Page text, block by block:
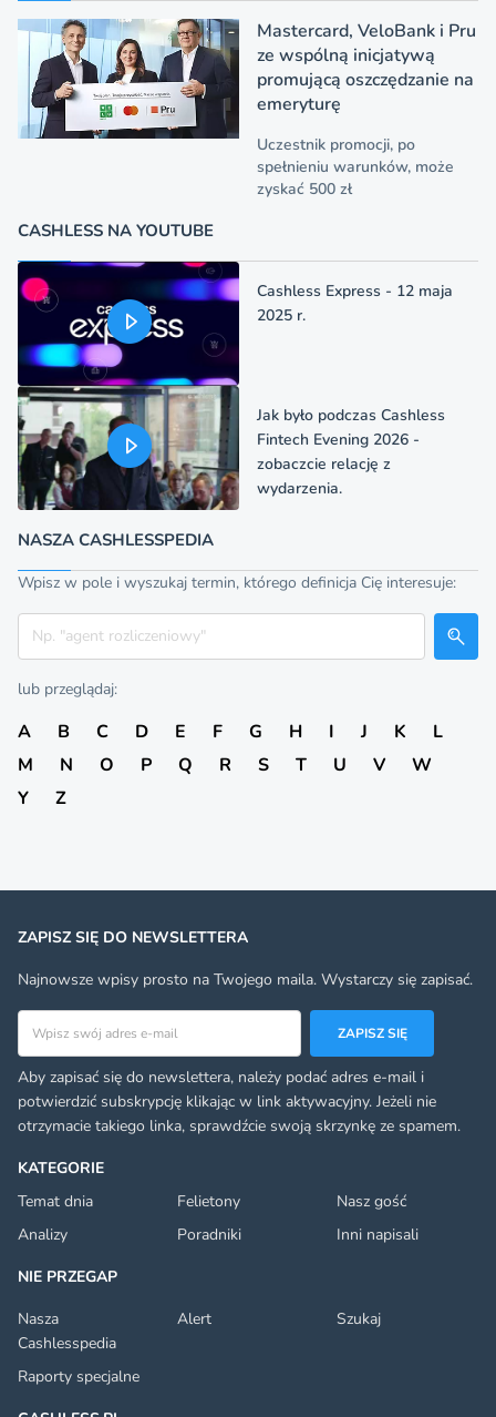
Mastercard, VeloBank i Pru
ze wspólną inicjatywą
promującą oszczędzanie na
emeryturę
Uczestnik promocji, po
spełnieniu warunków, może
zyskać 500 zł
CASHLESS NA YOUTUBE
Cashless Express - 12 maja
2025 r.
Jak było podczas Cashless
Fintech Evening 2026 -
zobaczcie relację z
wydarzenia.
NASZA CASHLESSPEDIA
Wpisz w pole i wyszukaj termin, którego definicja Cię interesuje:
Szukaj
lub przeglądaj:
A B C D E F G H I J K
L
M
N O P Q R S T U V
W
Y
Z
KATEGORIE
Temat dnia
Felietony
Nasz gość
Analizy
Poradniki
Inni napisali
NIE PRZEGAP
Nasza
Cashlesspedia
Alert Szukaj
Raporty specjalne
ZAPISZ SIĘ DO NEWSLETTERA
Najnowsze wpisy prosto na Twojego maila. Wystarczy się zapisać.
Adres email
ZAPISZ SIĘ
Aby zapisać się do newslettera, należy podać adres e-mail i
potwierdzić subskrypcję klikając w link aktywacyjny. Jeżeli nie
otrzymacie takiego linka, sprawdźcie swoją skrzynkę ze spamem.